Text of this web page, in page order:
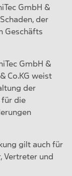
GmbH &
der
Geschäfts
GmbH &
Co.KG weist
der
für die
gilt auch für
Vertreter und